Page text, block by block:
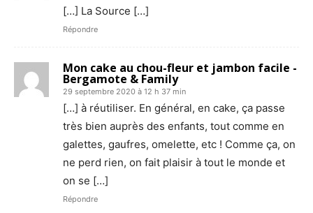
[…] La Source […]
Répondre
Mon cake au chou-fleur et jambon facile -
Bergamote & Family
29 septembre 2020 à 12 h 37 min
[…] à réutiliser. En général, en cake, ça passe
très bien auprès des enfants, tout comme en
galettes, gaufres, omelette, etc ! Comme ça, on
ne perd rien, on fait plaisir à tout le monde et
on se […]
Répondre